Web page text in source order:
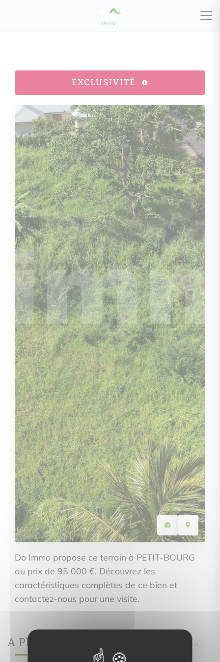
EXCLUSIVITÉ
Do Immo propose ce terrain à PETIT-BOURG
au prix de 95 000 €. Découvrez les
caractéristiques complètes de ce bien et
contactez-nous pour une visite.
A PROPOS DE · Mis à jour le 06/08/2026